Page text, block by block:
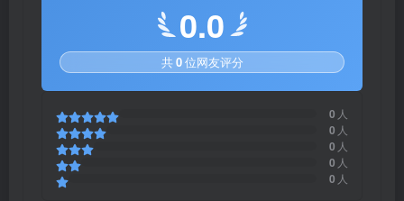
0.0
共0位网友评分
0 人
0 人
0 人
0 人
0 人